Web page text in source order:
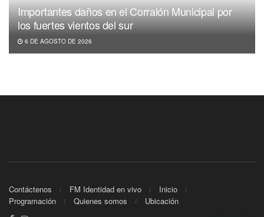
Importantes daños en el Corralón Municipal por
los fuertes vientos del sur
6 DE AGOSTO DE 2026
Contáctenos FM Identidad en vivo
Inicio
Programación
Quienes somos Ubicación